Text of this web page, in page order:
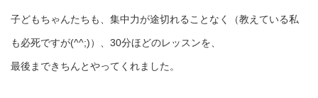
子どもちゃんたちも、集中力が途切れることなく（教えている私
も必死ですが(^^;)）、30分ほどのレッスンを、
最後まできちんとやってくれました。